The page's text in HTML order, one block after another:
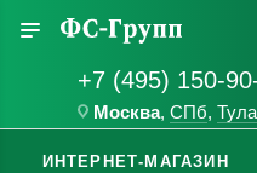
+7 (495) 150-
Москва, СПб, Тула
ИНТЕРНЕТ-МАГАЗИН